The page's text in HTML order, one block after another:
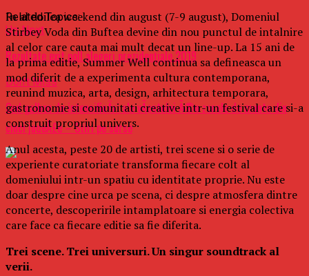
Related Topics:
Up Next
Rezultate exit poll alegeri prezidenţiale 2019
Don't Miss
Cod galben de intensificÄri ale vÃ¢ntului Ã®n zonele de munte din
cinci judeÅ£e – Stiri pe surse
In al doilea weekend din august (7-9 august), Domeniul
Stirbey Voda din Buftea devine din nou punctul de intalnire
al celor care cauta mai mult decat un line-up. La 15 ani de
la prima editie, Summer Well continua sa defineasca un
mod diferit de a experimenta cultura contemporana,
reunind muzica, arta, design, arhitectura temporara,
gastronomie si comunitati creative intr-un festival care si-a
construit propriul univers.
Anul acesta, peste 20 de artisti, trei scene si o serie de
experiente curatoriate transforma fiecare colt al
domeniului intr-un spatiu cu identitate proprie. Nu este
doar despre cine urca pe scena, ci despre atmosfera dintre
concerte, descoperirile intamplatoare si energia colectiva
care face ca fiecare editie sa fie diferita.
Trei scene. Trei universuri. Un singur soundtrack al
verii.